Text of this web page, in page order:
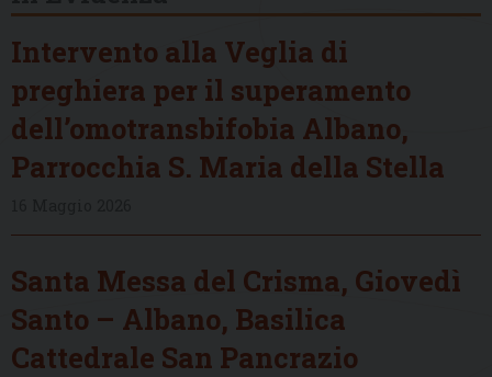
Intervento alla Veglia di
preghiera per il superamento
dell’omotransbifobia Albano,
Parrocchia S. Maria della Stella
Santa Messa del Crisma, Giovedì
Santo – Albano, Basilica
Cattedrale San Pancrazio